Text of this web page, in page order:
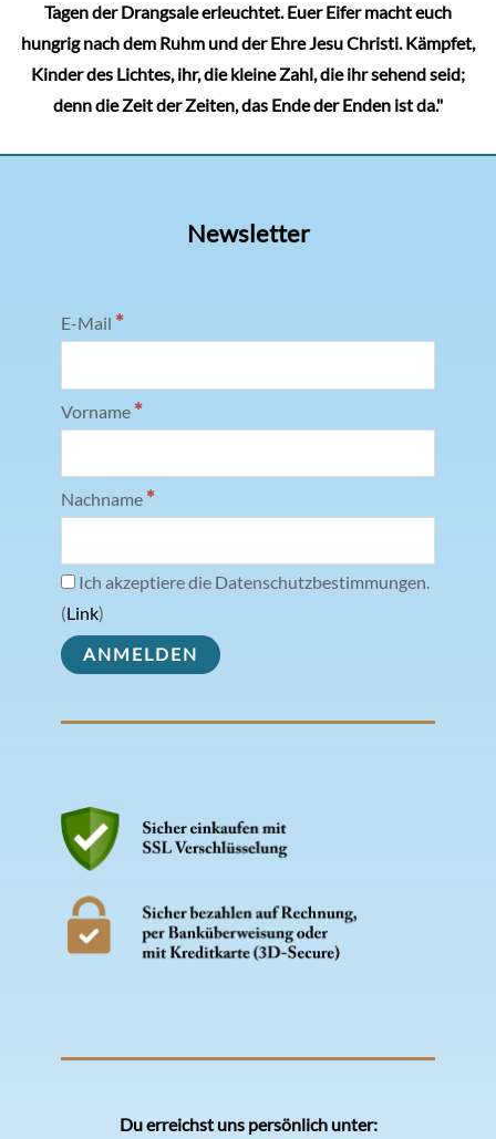
Tagen der Drangsale erleuchtet. Euer Eifer macht euch
hungrig nach dem Ruhm und der Ehre Jesu Christi. Kämpfet,
Kinder des Lichtes, ihr, die kleine Zahl, die ihr sehend seid;
denn die Zeit der Zeiten, das Ende der Enden ist da."
Newsletter
E-Mail *
Vorname *
Nachname *
Ich akzeptiere die Datenschutzbestimmungen.
(Link)
Du erreichst uns persönlich unter: